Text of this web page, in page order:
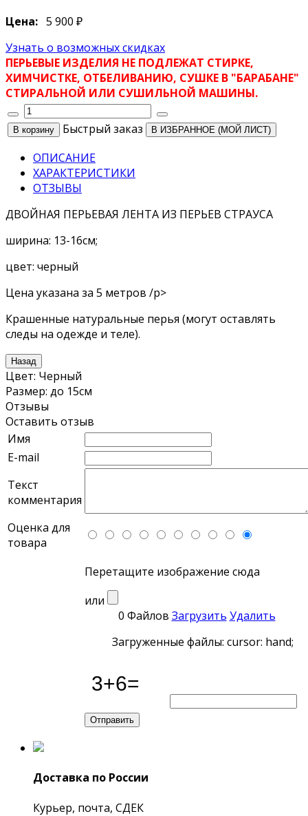
Цена: 5 900 ₽
Узнать о возможных скидках
ПЕРЬЕВЫЕ ИЗДЕЛИЯ НЕ ПОДЛЕЖАТ СТИРКЕ,
ХИМЧИСТКЕ, ОТБЕЛИВАНИЮ, СУШКЕ В "БАРАБАНЕ"
СТИРАЛЬНОЙ ИЛИ СУШИЛЬНОЙ МАШИНЫ.
Быстрый заказ В ИЗБРАННОЕ (МОЙ ЛИСТ)
ОПИСАНИЕ
ХАРАКТЕРИСТИКИ
ОТЗЫВЫ
ДВОЙНАЯ ПЕРЬЕВАЯ ЛЕНТА ИЗ ПЕРЬЕВ СТРАУСА
ширина: 13-16см;
цвет: черный
Цена указана за 5 метров /p>
Крашенные натуральные перья (могут оставлять
следы на одежде и теле).
Цвет: Черный
Размер: до 15см
Отзывы
Оставить отзыв
Имя
E-mail
Текст
комментария
Оценка для
товара
Перетащите изображение сюда
или
0 Файлов Загрузить Удалить
Загруженные файлы: cursor: hand;
Доставка по России
Курьер, почта, СДЕК